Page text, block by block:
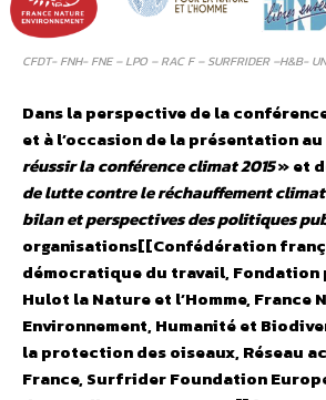
CFDT- FNH- FNE – LPO – RAC F – SURFRIDER –H&B-
Dans la perspective de la
et à l’occasion de la présentation au
réussir la conférence climat 2015» et
de lutte contre le réchauffement
bilan et perspectives des politiques
organisations[[Confédération
démocratique du travail, Fondation
Hulot la Nature et l’Homme, France
Environnement, Humanité et
la protection des oiseaux, Réseau
France, Surfrider Foundation